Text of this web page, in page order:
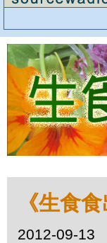
《生食
2012-09-13